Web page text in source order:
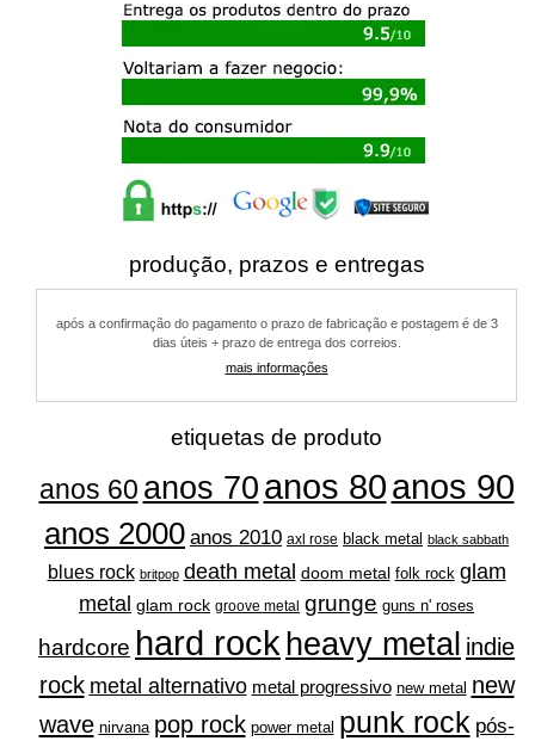
produção, prazos e entregas
após a confirmação do pagamento o prazo de fabricação e postagem é de 3
dias úteis + prazo de entrega dos correios.
mais informações
etiquetas de produto
anos 60 anos 70 anos 80anos 90
anos 2000 anos 2010 axl rose black metal black sabbath
blues rock britpop death metal doom metal folk rock glam
metal glam rock groove metal grunge guns n' roses
hardcore hard rock heavy metal indie
rock metal alternativo metal progressivo new metal new
wave nirvana pop rock power metal punk rock pós-